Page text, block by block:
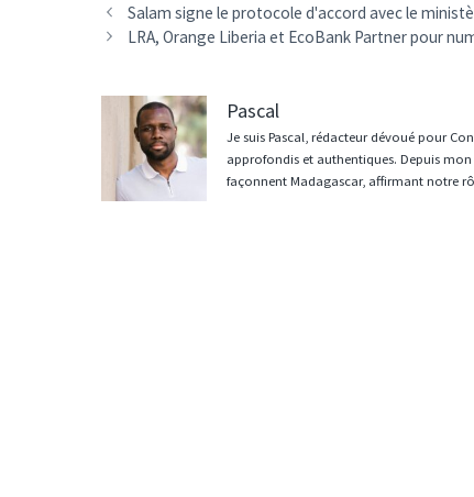
Navigation
des
Salam signe le protocole d'accord avec le
LRA, Orange Liberia et EcoBank Partner pour
Pascal
Je suis Pascal, rédacteur dévoué pour
approfondis et authentiques. Depuis
façonnent Madagascar, affirmant notre